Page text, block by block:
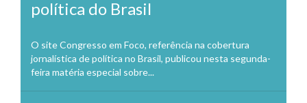
política do Brasil
O site Congresso em Foco, referência na cobertura
jornalística de política no Brasil, publicou nesta segunda-
feira matéria especial sobre...